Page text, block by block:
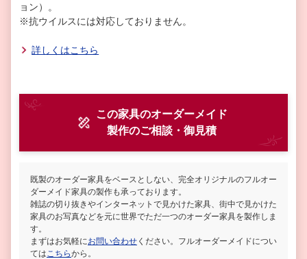
ョン）。
※抗ウイルスには対応しておりません。
詳しくはこちら
この家具のオーダーメイド
製作のご相談・御見積
既製のオーダー家具をベースとしない、完全オリジナルのフルオー
ダーメイド家具の製作も承っております。
雑誌の切り抜きやインターネットで見かけた家具、街中で見かけた
家具のお写真などを元に世界でただ一つのオーダー家具を製作しま
す。
まずはお気軽にお問い合わせ ください。フルオーダーメイドについ
ては こちらから。